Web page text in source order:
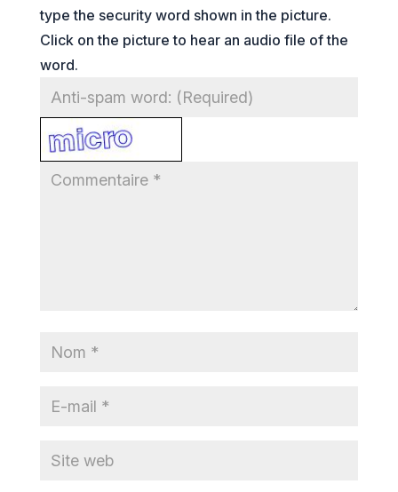
type the security word shown in the picture.
Click on the picture to hear an audio file of the
word.